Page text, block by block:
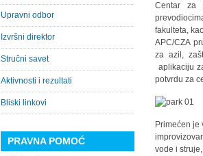
Centar za
fakulteta,
APC/CZA
za azil,
aplikaciju
potvrdu za
Primećen je
vode i
Upravni odbor
Izvršni direktor
Stručni savet
Aktivnosti i rezultati
Bliski linkovi
PRAVNA POMOĆ